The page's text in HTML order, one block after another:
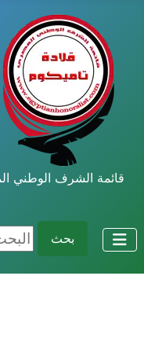
قائمة الشرف الوطني
بحث